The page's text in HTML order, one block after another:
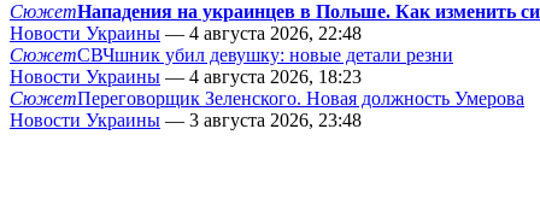
СюжетНападения на украинцев в Польше. Как изменить
Новости Украины — 4 августа 2026, 22:48
СюжетСВЧшник убил девушку: новые детали резни
Новости Украины — 4 августа 2026, 18:23
СюжетПереговорщик Зеленского. Новая должность Умерова
Новости Украины — 3 августа 2026, 23:48